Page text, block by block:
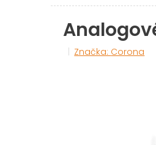
Značka: Corona